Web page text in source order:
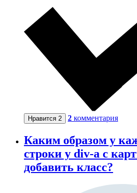
Нравится 2 2 комментария
Каким образом у
строки у div-а с
добавить класс?